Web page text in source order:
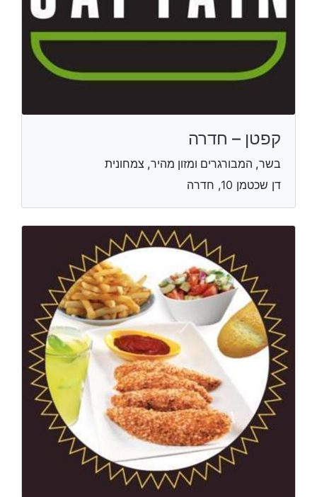
קפטן – חדרה
בשר, המבורגרים ומזון מהיר, צמחונית
דן שכטמן 10, חדרה